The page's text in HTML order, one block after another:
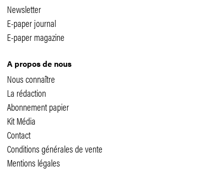
Newsletter
E-paper journal
E-paper magazine
A propos de nous
Nous connaître
La rédaction
Abonnement papier
Kit Média
Contact
Conditions générales de vente
Mentions légales